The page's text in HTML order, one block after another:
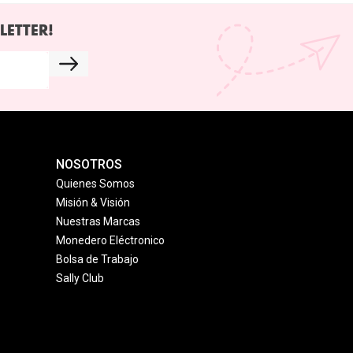
NOSOTROS
Quienes Somos
Misión & Visión
Nuestras Marcas
Monedero Eléctronico
Bolsa de Trabajo
Sally Club